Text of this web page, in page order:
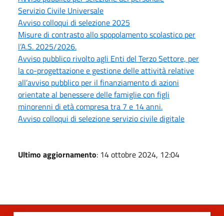
Servizio Civile Universale
Avviso colloqui di selezione 2025
Misure di contrasto allo spopolamento scolastico per
l’A.S. 2025/2026.
Avviso pubblico rivolto agli Enti del Terzo Settore, per
la co-progettazione e gestione delle attività relative
all’avviso pubblico per il finanziamento di azioni
orientate al benessere delle famiglie con figli
minorenni di età compresa tra 7 e 14 anni.
Avviso colloqui di selezione servizio civile digitale
Ultimo aggiornamento: 14 ottobre 2024, 12:04